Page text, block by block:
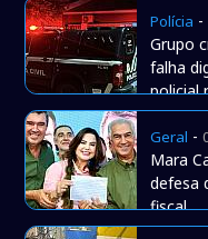
Polícia -
Grupo
falha
policial
Geral -
Mara
defesa
fiscal